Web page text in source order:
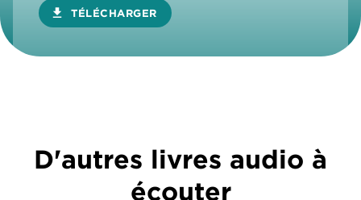
download TÉLÉCHARGER
D'autres livres audio à
écouter